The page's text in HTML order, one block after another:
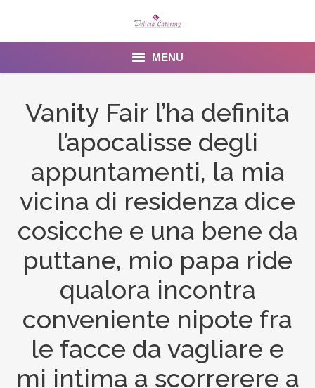
MENU
About us
Services
Gallery
Venues
Contact Us
Vanity Fair l’ha definita
l’apocalisse degli
appuntamenti, la mia
vicina di residenza dice
cosicche e una bene da
puttane, mio papa ride
qualora incontra
conveniente nipote fra
le facce da vagliare e
mi intima a scorrerere a